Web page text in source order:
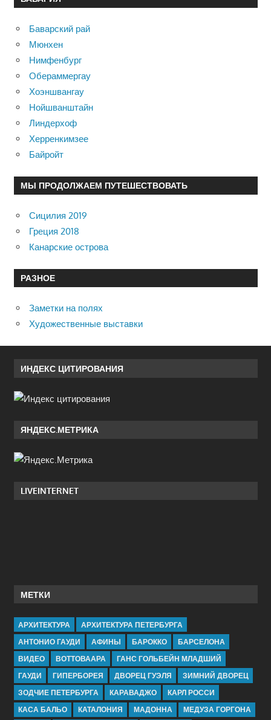
Баварский рай
Мюнхен
Нимфенбург
Обераммергау
Хоэншвангау
Нойшванштайн
Линдерхоф
Херренкимзее
Байройт
МЫ ПРОДОЛЖАЕМ ПУТЕШЕСТВОВАТЬ
Сицилия 2019
Греция 2018
Канарские острова
РАЗНОЕ
Заметки на полях
Художественные выставки
ИНДЕКС ЦИТИРОВАНИЯ
ЯНДЕКС.МЕТРИКА
LIVEINTERNET
МЕТКИ
АРХИТЕКТУРА
АРХИТЕКТУРА ПЕТЕРБУРГА
АНТОНИО ГАУДИ
АФИНЫ БАРОККО
БАРСЕЛОНА
ВИДЕО
ВОТТОВААРА
ГАНС ГОЛЬБЕЙН МЛАДШИЙ
ГАУДИ
ГИПЕРБОРЕЯ ДВОРЕЦ ГУЭЛЯ
ЗИМНИЙ ДВОРЕЦ
ЗОДЧИЕ ПЕТЕРБУРГА
КАРАВАДЖО
КАРЛ РОССИ
КАСА БАЛЬО
КАТАЛОНИЯ МАДОННА МЕДУЗА ГОРГОНА